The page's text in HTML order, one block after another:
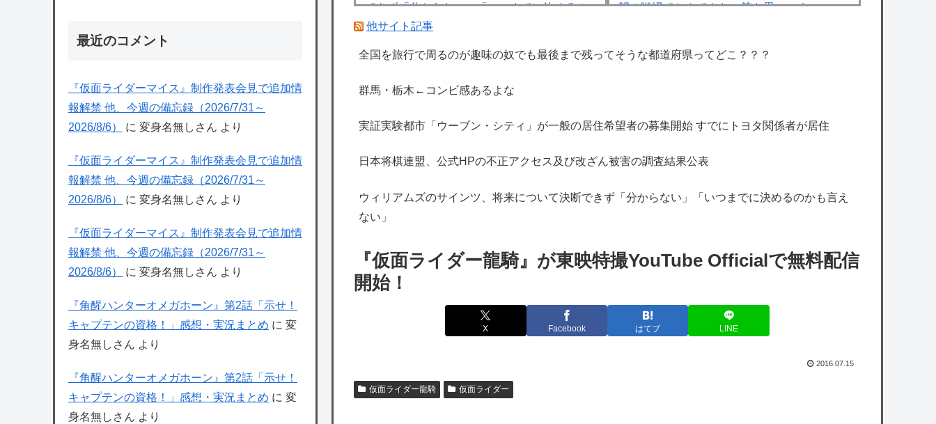
できず「分からない」「いつまでに決めるの
かも言えない」
【悲報】元TOKIO長瀬智也さん、バイク写真
と叩かれ謝罪
トッモ「バイク買ったわ！見てやこれ！」ワ
海外「日本は特別！」日本の地震支援を申し
出たあの親日経営者に海外が大騒ぎ
海外「勘弁して！」米国人が最も恐れる日本
韓国人「実は日本経済を支えて生かしている
のは韓国人である理由がこちら…」→「日本
も感謝してるらしい…（ﾌﾞﾙﾌﾞﾙ」＝韓国の反
衝撃
望の戦場でとんでもない策を思いつくｗｗｗ
【ハンターハンター】シズクの念能力「デメ
【衝撃】有吉、マツコに『ドン引き』してし
【艦これ】イベントぼちぼち終わらせてる人
増えてるけど、終わったらみんな何してる？
Beast of Reincarnationをプレイした正直な感
【ホロライブ】最新ピクシブR18率ランキン
グ（偏差値つき）
他サイト記事
全国を旅行で周るのが趣味の奴でも最後まで残ってそうな都道府県ってどこ？？？
群馬・栃木←コンビ感あるよな
実証実験都市「ウーブン・シティ」が一般の居住希望者の募集開始 すでにトヨタ関係者が居住
日本将棋連盟、公式HPの不正アクセス及び改ざん被害の調査結果公表
ウィリアムズのサインツ、将来について決断できず「分からない」「いつまでに決めるのかも言え
ない」
『仮面ライダー龍騎』が東映特撮YouTube Officialで無料配信
開始！
X Facebook はてブ LINE
2016.07.15
仮面ライダー龍騎 仮面ライダー
最近のコメント
『仮面ライダーマイス』制作発表会見で追加情
報解禁 他、今週の備忘録（2026/7/31～
2026/8/6）
に 変身名無しさん より
『仮面ライダーマイス』制作発表会見で追加情
報解禁 他、今週の備忘録（2026/7/31～
2026/8/6）
に 変身名無しさん より
『仮面ライダーマイス』制作発表会見で追加情
報解禁 他、今週の備忘録（2026/7/31～
2026/8/6）
に 変身名無しさん より
『角醒ハンターオメガホーン』第2話「示せ！
キャプテンの資格！」感想・実況まとめ に 変
身名無しさん より
『角醒ハンターオメガホーン』第2話「示せ！
キャプテンの資格！」感想・実況まとめ に 変
身名無しさん より